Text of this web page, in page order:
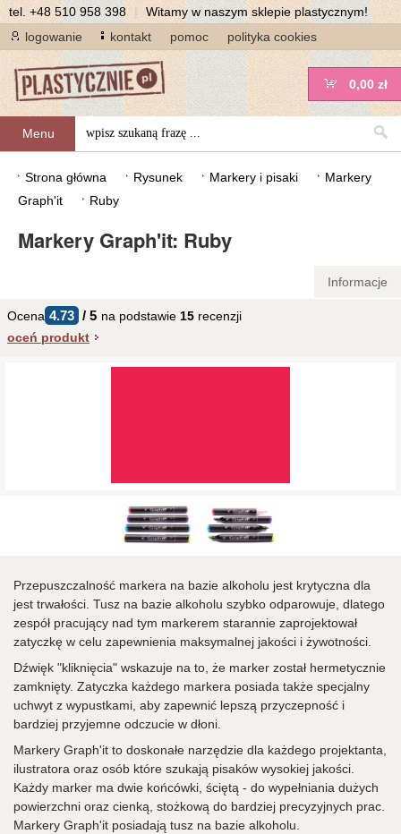
tel.+48 510 958 398 | Witamy w naszym sklepie plastycznym!
logowanie
kontakt pomoc polityka cookies
Menu
0,00 zł
Strona główna Rysunek Markery i pisaki
Markery
Graph'it
Ruby
Markery Graph'it: Ruby
Informacje
Ocena 4.73 / 5 na podstawie 15 recenzji
oceń produkt
Przepuszczalność markera na bazie alkoholu jest krytyczna dla
jest trwałości. Tusz na bazie alkoholu szybko odparowuje, dlatego
zespół pracujący nad tym markerem starannie zaprojektował
zatyczkę w celu zapewnienia maksymalnej jakości i żywotności.
Dźwięk "kliknięcia" wskazuje na to, że marker został hermetycznie
zamknięty. Zatyczka każdego markera posiada także specjalny
uchwyt z wypustkami, aby zapewnić lepszą przyczepność i
bardziej przyjemne odczucie w dłoni.
Markery Graph'it to doskonałe narzędzie dla każdego projektanta,
ilustratora oraz osób które szukają pisaków wysokiej jakości.
Każdy marker ma dwie końcówki, ściętą - do wypełniania dużych
powierzchni oraz cienką, stożkową do bardziej precyzyjnych prac.
Markery Graph'it posiadają tusz na bazie alkoholu.